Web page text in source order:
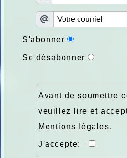
S'abonner
Se désabonner
Avant de soumettre
veuillez lire et
Mentions légales.
J'accepte: